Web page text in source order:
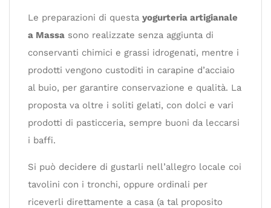
Le preparazioni di questa yogurteria artigianale
a Massa sono realizzate senza aggiunta di
conservanti chimici e grassi idrogenati, mentre i
prodotti vengono custoditi in carapine d’acciaio
al buio, per garantire conservazione e qualità. La
proposta va oltre i soliti gelati, con dolci e vari
prodotti di pasticceria, sempre buoni da leccarsi
i baffi.
Si può decidere di gustarli nell’allegro locale coi
tavolini con i tronchi, oppure ordinali per
riceverli direttamente a casa (a tal proposito